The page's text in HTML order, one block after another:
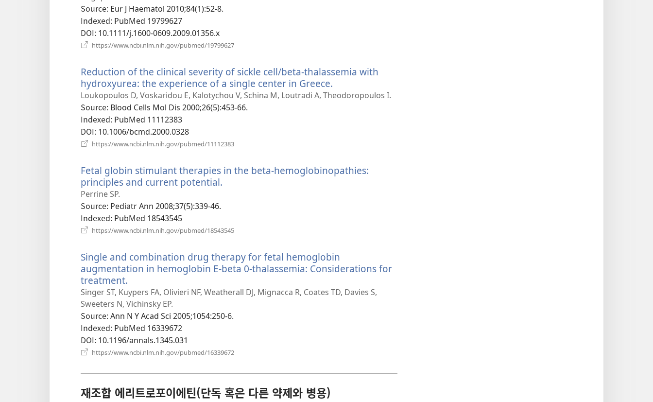
Source‎: Eur J Haematol 2010;84(1):52-8.
Indexed‎: PubMed 19799627
DOI‎: 10.1111/j.1600-0609.2009.01356.x
https://www.ncbi.nlm.nih.gov/pubmed/19799627
창
열
기)
Reduction of the clinical severity of sickle cell/beta-thalassemia with
hydroxyurea: the experience of a single center in Greece.
로
Loukopoulos D, Voskaridou E, Kalotychou V, Schina M, Loutradi A, Theodoropoulos I.
Source‎: Blood Cells Mol Dis 2000;26(5):453-66.
Indexed‎: PubMed 11112383
DOI‎: 10.1006/bcmd.2000.0328
https://www.ncbi.nlm.nih.gov/pubmed/11112383
창
Fetal globin stimulant therapies in the beta-hemoglobinopathies:
principles and current potential.
열
Perrine SP.
Source‎: Pediatr Ann 2008;37(5):339-46.
Indexed‎: PubMed 18543545
https://www.ncbi.nlm.nih.gov/pubmed/18543545
창
열
기)
Single and combination drug therapy for fetal hemoglobin
augmentation in hemoglobin E-beta 0-thalassemia: Considerations for
treatment.
로
운
창
열
기)
Singer ST, Kuypers FA, Olivieri NF, Weatherall DJ, Mignacca R, Coates TD, Davies S,
Sweeters N, Vichinsky EP.
Source‎: Ann N Y Acad Sci 2005;1054:250-6.
Indexed‎: PubMed 16339672
DOI‎: 10.1196/annals.1345.031
https://www.ncbi.nlm.nih.gov/pubmed/16339672
열
기)
재조합 에리트로포이에틴(단독 혹은 다른 약제와 병용)